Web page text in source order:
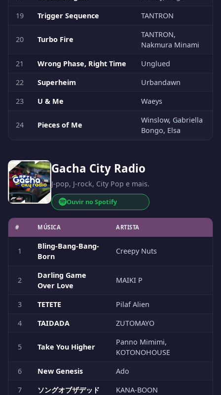
19
Trigger Sequence TANTRON
20 Turbo Fire
TANTRON,
Nakmura Minami
21
Wrong Phase, Right Time
Unglued
22
Superheim
Urbandawn
23
U & Me Waeys
24 Pieces of Me
Winslow, Gabriella
Bongo, Elsa
Gacha City Radio
J-pop, J-rock, City Pop e mais.
Ouvir no Spotify
# MÚSICA ARTISTA
1
Bling-Bang-Bang-
Born
Creepy Nuts
2
Darling Game
Over Love
MAIKI P
3 TETETE
Pilaf Alien
4
TAIDADA ZUTOMAYO
5 Take You Higher
Panno Mimimi,
KOTONOHOUSE
6
New Genesis
Ado
7
ソングオブザデッド
KANA-BOON